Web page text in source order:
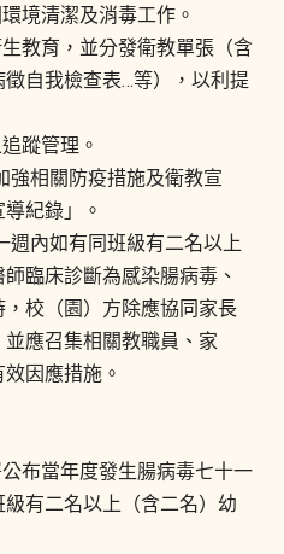
境清潔及消毒工作。
教育，並分發衛教單張（含
自我檢查表…等），以利提
蹤管理。
強相關防疫措施及衛教宣
紀錄」。
週內如有同班級有二名以上
臨床診斷為感染腸病毒、
校（園）方除應協同家長
應召集相關教職員、家
因應措施。
布當年度發生腸病毒七十一
有二名以上（含二名）幼